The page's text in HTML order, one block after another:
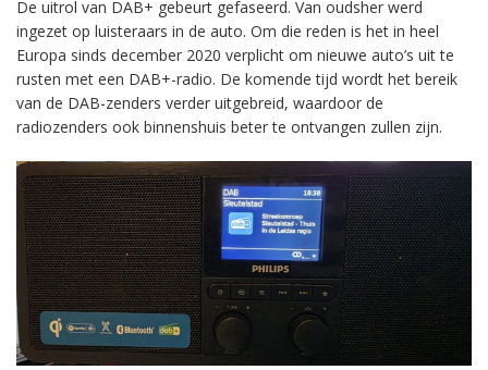
De uitrol van DAB+ gebeurt gefaseerd. Van oudsher werd
ingezet op luisteraars in de auto. Om die reden is het in heel
Europa sinds december 2020 verplicht om nieuwe auto’s uit te
rusten met een DAB+-radio. De komende tijd wordt het bereik
van de DAB-zenders verder uitgebreid, waardoor de
radiozenders ook binnenshuis beter te ontvangen zullen zijn.